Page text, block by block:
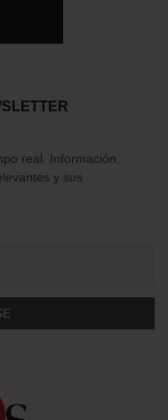
real. Información,
y sus